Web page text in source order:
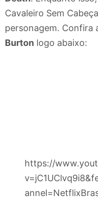
Cavaleiro Sem
personagem. Confira
Burton logo abaixo:
https://